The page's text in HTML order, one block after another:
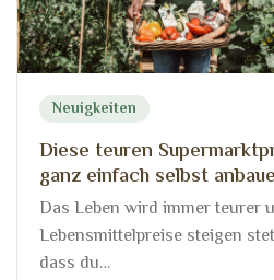
Neuigkeiten
Diese teuren
ganz einfach selbst
Das Leben wird immer teurer
Lebensmittelpreise steigen
dass du…